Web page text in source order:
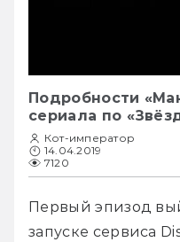
Подробности
сериала по
Кот-император
14.04.2019
7120
Первый эпизод
запуске сервиса